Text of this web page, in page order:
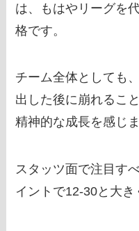
は、もはやリーグを
格です。
チーム全体としても
出した後に崩れるこ
精神的な成長を感じま
スタッツ面で注目す
イントで12-30と大き